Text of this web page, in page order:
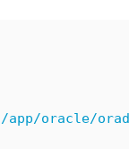
oracle/